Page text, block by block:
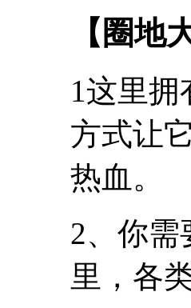
【圈地
1这里
方式让
热血。
2、你需
里，各